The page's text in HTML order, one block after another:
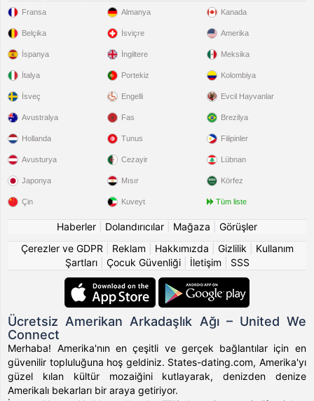
Fransa
Belçika
İspanya
İtalya
İsveç
Almanya
İsviçre
İngiltere
Portekiz
Engelli
Kanada
Amerika
Meksika
Kolombiya
Evcil Hayvanlar
Avustralya
Hollanda
Avusturya
Japonya
Çin
Fas
Tunus
Cezayir
Mısır
Kuveyt
Brezilya
Filipinler
Lübnan
Körfez
Tüm liste
Haberler Dolandırıcılar Mağaza
Görüşler
Çerezler ve GDPR
Reklam Hakkımızda Gizlilik
Kullanım
Şartları| Çocuk Güvenliği| İletişim SSS
Ücretsiz Amerikan Arkadaşlık Ağı – United We
Connect
Merhaba! Amerika'nın en çeşitli ve gerçek bağlantılar için en
güvenilir topluluğuna hoş geldiniz. States-dating.com, Amerika'yı
güzel kılan kültür mozaiğini kutlayarak, denizden denize
Amerikalı bekarları bir araya getiriyor.